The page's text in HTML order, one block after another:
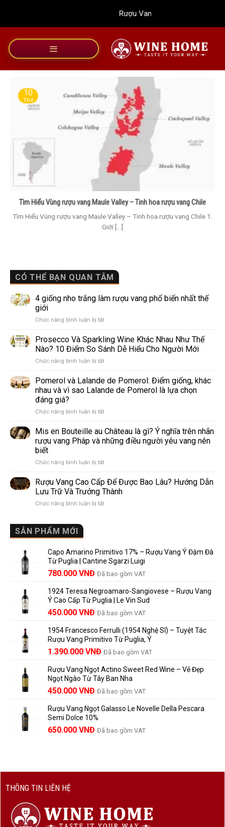
dung
Rượu Vang Wine Home
CÓ THỂ BẠN QUAN TÂM
4 giống nho trắng làm rượu vang phổ biến nhất thế
giới
Chức năng bình luận bị tắtở
giống
nho
trắng
làm
vang
phổ
thế
Prosecco Và Sparkling Wine Khác Nhau Như Thế
Nào? 10 Điểm So Sánh Dễ Hiểu Cho Người Mới
Chức năng bình luận bị tắtở
Sparkling
Wine
Nhau
Thế
Nào?
10
So
Dễ
Hiểu
Người
Pomerol và Lalande de Pomerol: Điểm giống, khác
nhau và vì sao Lalande de Pomerol là lựa chọn
đáng giá?
Chức năng bình luận bị tắtở
và
Lalande
de
Điểm
khác
nhau
và
vì
lựa
chọn
đáng
Mis en Bouteille au Château là gì? Ý nghĩa trên nhãn
rượu vang Pháp và những điều người yêu vang nên
biết
Chức năng bình luận bị tắtở
en
Bouteille
au
Château
nhãn
rượu
vang
và
những
người
vang
nên
biết
Rượu Vang Cao Cấp Để Được Bao Lâu? Hướng Dẫn
Lưu Trữ Và Trưởng Thành
Chức năng bình luận bị tắtở
Được
Bao
Lâu?
Hướng
Lưu
Trữ
Và
Thành
SẢN PHẨM MỚI
Capo Amarino Primitivo 17% – Rượu Vang Ý Đậm Đà
Từ Puglia | Cantine Sgarzi Luigi
Giá
là:
858.000 VNĐ.
780.000 VNĐ Giá
tại
là:
780.000 VNĐ.
Đã bao gồm VAT
1924 Teresa Negroamaro-Sangiovese – Rượu Vang
Ý Cao Cấp Từ Puglia | Le Vin Sud
Giá
là:
495.000 VNĐ.
450.000 VNĐ Giá
tại
là:
450.000 VNĐ.
Đã bao gồm VAT
1954 Francesco Ferrulli (1954 Nghệ Sĩ) – Tuyệt Tác
Rượu Vang Primitivo Từ Puglia, Ý
Giá
là:
1.529.000 VNĐ.
1.390.000 VNĐ Giá
tại
là:
1.390.000 VNĐ.
Đã bao gồm VAT
Rượu Vang Ngọt Actino Sweet Red Wine – Vẻ Đẹp
Ngọt Ngào Từ Tây Ban Nha
450.000 VNĐ Đã bao gồm VAT
Rượu Vang Ngọt Galasso Le Novelle Della Pescara
Semi Dolce 10%
650.000 VNĐ Đã bao gồm VAT
Tìm Hiểu Vùng rượu vang Maule Valley – Tinh hoa rượu vang Chile
Tìm Hiểu Vùng rượu vang Maule Valley – Tinh hoa rượu vang Chile 1.
Giới [...]
10
Th4
THÔNG TIN LIÊN HỆ